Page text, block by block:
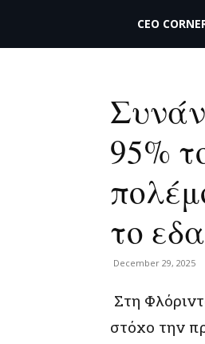
THECEO.gr
CEO
95%
το
December 29, 2025
Στη
στόχο την